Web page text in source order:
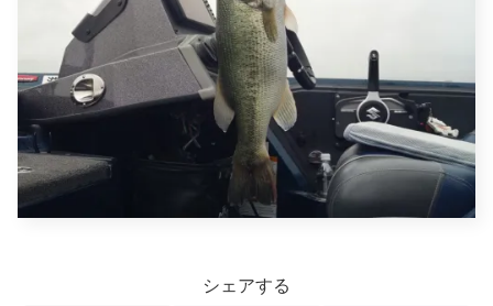
シェアする